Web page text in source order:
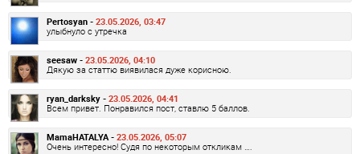
Pertosyan - 23.05.2026, 03:47
улыбнуло с утречка
seesaw - 23.05.2026, 04:10
Дякую за статтю виявилася дуже корисною.
ryan_darksky - 23.05.2026, 04:41
Всем привет. Понравился пост, ставлю 5 баллов.
MamaHATALYA - 23.05.2026, 05:07
Очень интересно! Судя по некоторым откликам ….